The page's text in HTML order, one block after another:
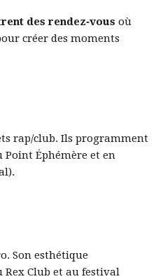
des rendez‑vous où
créer des moments
rap/club. Ils programment
Point Éphémère et en
Son esthétique
Rex Club et au festival